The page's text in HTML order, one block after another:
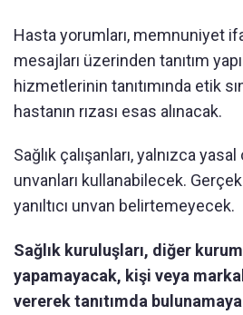
Hasta yorumları, memnuniyet
mesajları üzerinden tanıtım
hizmetlerinin tanıtımında etik
hastanın rızası esas alınacak.
Sağlık çalışanları, yalnızca
unvanları kullanabilecek. Gerçek
yanıltıcı unvan belirtemeyecek.
Sağlık kuruluşları, diğer
yapamayacak, kişi veya
vererek tanıtımda